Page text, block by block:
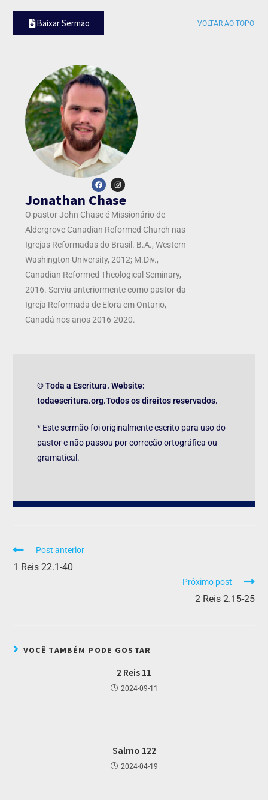
Baixar Sermão VOLTAR AO TOPO
Jonathan Chase
O pastor John Chase é Missionário de
Aldergrove Canadian Reformed Church nas
Igrejas Reformadas do Brasil. B.A., Western
Washington University, 2012; M.Div.,
Canadian Reformed Theological Seminary,
2016. Serviu anteriormente como pastor da
Igreja Reformada de Elora em Ontario,
Canadá nos anos 2016-2020.
© Toda a Escritura. Website:
todaescritura.org.Todos os direitos reservados.
* Este sermão foi originalmente escrito para uso do
pastor e não passou por correção ortográfica ou
gramatical.
Post anterior
1 Reis 22.1-40
Próximo post
2 Reis 2.15-25
VOCÊ TAMBÉM PODE GOSTAR
2 Reis 11
2024-09-11
Salmo 122
2024-04-19